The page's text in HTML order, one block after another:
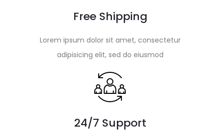
Free Shipping
Lorem ipsum dolor sit amet, consectetur
adipisicing elit, sed do eiusmod
24/7 Support